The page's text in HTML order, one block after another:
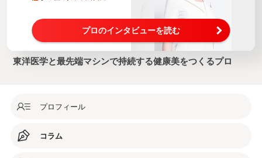
プロのインタビューを読む
東洋医学と最先端マシンで持続する健康美をつくるプロ
プロフィール
コラム